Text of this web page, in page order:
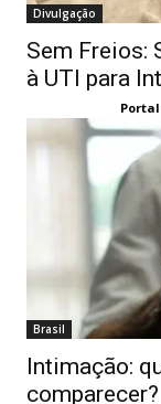
Divulgação
Sem Freios:
à UTI para
Brasil
Intimação:
comparecer?